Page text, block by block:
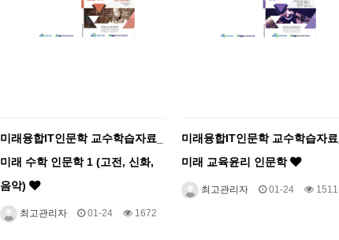
미래융합IT인문학 교수학습자료_
미래 수학 인문학 1 (고전, 신화,
음악)
최고관리자 01-24 1672
미래융합IT인문학 교수학습자료_
미래 교육윤리 인문학
최고관리자 01-24 1511